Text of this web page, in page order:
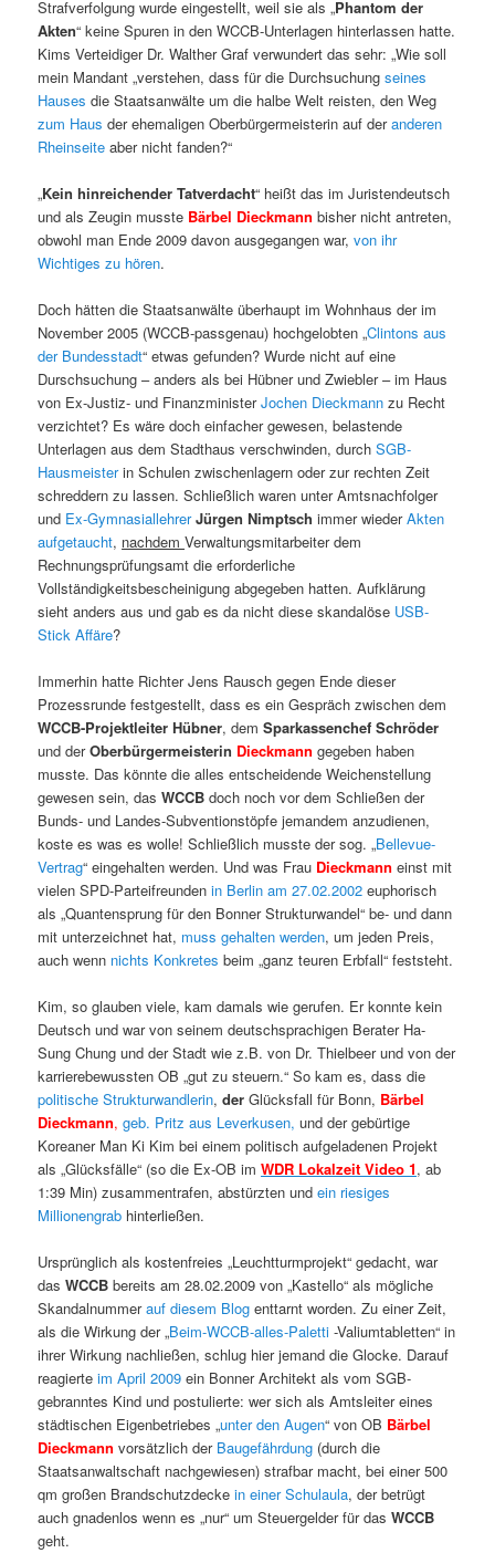
Strafverfolgung wurde eingestellt, weil sie als „Phantom der
Akten“ keine Spuren in den WCCB-Unterlagen hinterlassen hatte.
Kims Verteidiger Dr. Walther Graf verwundert das sehr: „Wie soll
mein Mandant „verstehen, dass für die Durchsuchungseines
Hauses die Staatsanwälte um die halbe Welt reisten, den Weg
zum Hausder ehemaligen Oberbürgermeisterin auf deranderen
Rheinseiteaber nicht fanden?“
„Kein hinreichender Tatverdacht“ heißt das im Juristendeutsch
und als Zeugin musste Bärbel Dieckmann bisher nicht antreten,
obwohl man Ende 2009 davon ausgegangen war,von ihr
Wichtiges zu hören.
Doch hätten die Staatsanwälte überhaupt im Wohnhaus der im
November 2005 (WCCB-passgenau) hochgelobten „Clintons aus
der Bundesstadt“ etwas gefunden? Wurde nicht auf eine
Durschsuchung – anders als bei Hübner und Zwiebler – im Haus
von Ex-Justiz- und FinanzministerJochen Dieckmann zu Recht
verzichtet? Es wäre doch einfacher gewesen, belastende
Unterlagen aus dem Stadthaus verschwinden, durchSGB-
Hausmeisterin Schulen zwischenlagern oder zur rechten Zeit
schreddern zu lassen. Schließlich waren unter Amtsnachfolger
und Ex-Gymnasiallehrer Jürgen Nimptsch immer wiederAkten
aufgetaucht, nachdemVerwaltungsmitarbeiter dem
Rechnungsprüfungsamt die erforderliche
Vollständigkeitsbescheinigung abgegeben hatten. Aufklärung
sieht anders aus und gab es da nicht diese skandalöse USB-
Stick Affäre?
Immerhin hatte Richter Jens Rausch gegen Ende dieser
Prozessrunde festgestellt, dass es ein Gespräch zwischen dem
WCCB-Projektleiter Hübner, demSparkassenchef Schröder
und derOberbürgermeisterin Dieckmann gegeben haben
musste. Das könnte die alles entscheidende Weichenstellung
gewesen sein, dasWCCBdoch noch vor dem Schließen der
Bunds- und Landes-Subventionstöpfe jemandem anzudienen,
koste es was es wolle! Schließlich musste der sog. „Bellevue-
Vertrag“ eingehalten werden. Und was Frau Dieckmanneinst mit
vielen SPD-Parteifreundenin Berlin am 27.02.2002euphorisch
als „Quantensprung für den Bonner Strukturwandel“ be- und dann
mit unterzeichnet hat, muss gehalten werden, um jeden Preis,
auch wenn nichts Konkretesbeim „ganz teuren Erbfall“ feststeht.
Kim, so glauben viele, kam damals wie gerufen. Er konnte kein
Deutsch und war von seinem deutschsprachigen Berater Ha-
Sung Chung und der Stadt wie z.B. von Dr. Thielbeer und von der
karrierebewussten OB „gut zu steuern.“ So kam es, dass die
politische Strukturwandlerin,der Glücksfall für Bonn, Bärbel
Dieckmann, geb. Pritz aus Leverkusen, und der gebürtige
Koreaner Man Ki Kim bei einem politisch aufgeladenen Projekt
als „Glücksfälle“ (so die Ex-OB imWDR Lokalzeit Video 1, ab
1:39 Min) zusammentrafen, abstürzten undein riesiges
Millionengrab hinterließen.
Ursprünglich als kostenfreies „Leuchtturmprojekt“ gedacht, war
dasWCCBbereits am 28.02.2009 von „Kastello“ als mögliche
Skandalnummerauf diesem Blogenttarnt worden. Zu einer Zeit,
als die Wirkung der „Beim-WCCB-alles-Paletti -Valiumtabletten“ in
ihrer Wirkung nachließen, schlug hier jemand die Glocke. Darauf
reagierteim April 2009ein Bonner Architekt als vom SGB-
gebranntes Kind und postulierte: wer sich als Amtsleiter eines
städtischen Eigenbetriebes „unter den Augen“ von OB Bärbel
Dieckmann vorsätzlich der Baugefährdung (durch die
Staatsanwaltschaft nachgewiesen) strafbar macht, bei einer 500
qm großen Brandschutzdeckein einer Schulaula, der betrügt
auch gnadenlos wenn es „nur“ um Steuergelder für dasWCCB
geht.